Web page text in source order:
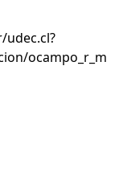
ocampo_r_m